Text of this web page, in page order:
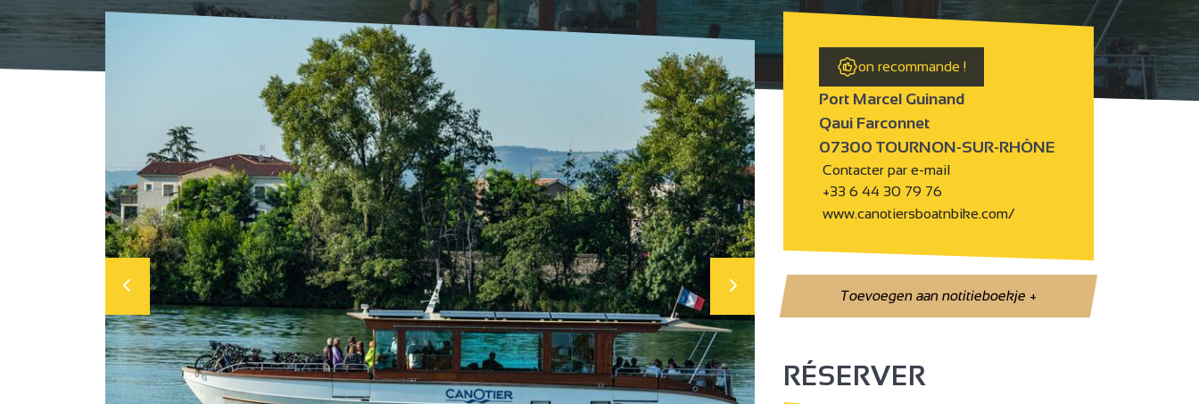
AGENDA Le classique - parenthèse détente sur l'eau avec Les Canotiers
on recommande !
Port Marcel Guinand
Qaui Farconnet
07300 TOURNON-SUR-RHÔNE
Contacter par e-mail
+33 6 44 30 79 76
www.canotiersboatnbike.com/
Toevoegen aan notitieboekje+
RÉSERVER